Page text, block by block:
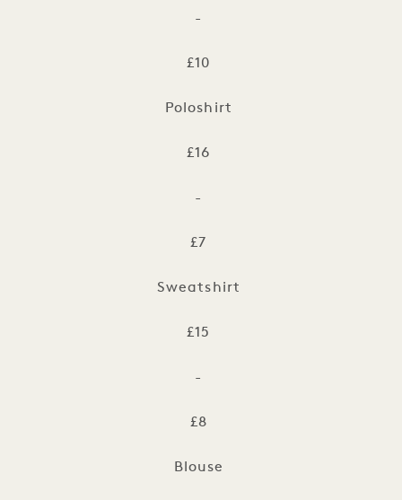
-
£10
Poloshirt
£16
-
£7
Sweatshirt
£15
-
£8
Blouse